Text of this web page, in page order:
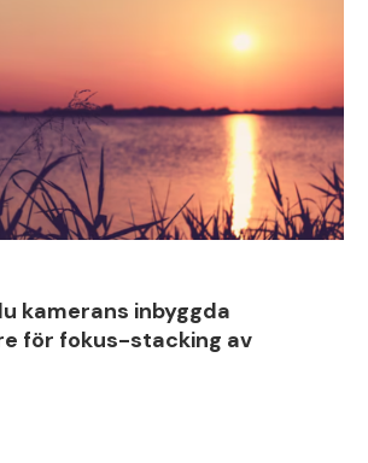
kamerans inbyggda
för fokus-stacking av